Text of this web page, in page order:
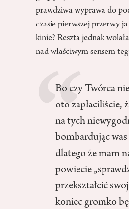
prawdziwa wyprawa do
czasie pierwszej przerwy
kinie? Reszta jednak
nad właściwym sensem
Bo czy Twórca
oto zapłaciliście,
na tych
bombardując
dlatego że mam
powiecie
przekształcić
koniec gromko